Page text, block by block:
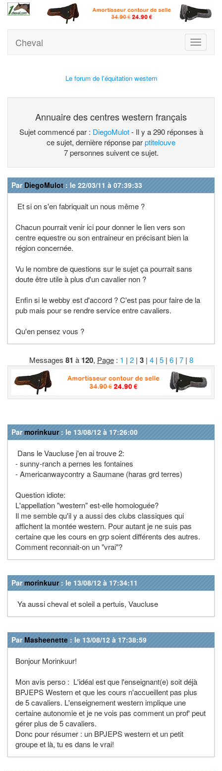
Toggle
Cheval
Le forum de l'équitation western
Annuaire des centres western français
Sujet commencé par : DiegoMulot- Il y a 290 réponses à
ce sujet, dernière réponse parptitelouve
7 personnes suivent ce sujet.
Par DiegoMulot : le 22/03/11 à 07:39:33
Et si on s'en fabriquait un nous même ?
Chacun pourrait venir ici pour donner le lien vers son
centre equestre ou son entraineur en précisant bien la
région concernée.
Vu le nombre de questions sur le sujet ça pourrait sans
doute être utile à plus d'un cavalier non ?
Enfin si le webby est d'accord ? C'est pas pour faire de la
pub mais pour se rendre service entre cavaliers.
Qu'en pensez vous ?
Messages 81 à 120, Page: 1 | 2| 3| 4| 5| 6| 7| 8
Parmorinkuur: le 13/08/12 à 17:26:00
Dans le Vaucluse j'en ai trouve 2:
- sunny-ranch a pernes les fontaines
- Americanwaycontry a Saumane (haras grd terres)
Question idiote:
L'appellation "western" est-elle homologuée?
Il me semble qu'il y a aussi des clubs classiques qui
affichent la montée western. Pour autant je ne suis pas
certaine que les cours en grp soient différents des autres.
Comment reconnait-on un "vrai"?
Parmorinkuur: le 13/08/12 à 17:34:11
Ya aussi cheval et soleil a pertuis, Vaucluse
Par Masheenette : le 13/08/12 à 17:38:59
Bonjour Morinkuur!
Mon avis perso : L'idéal est que l'enseignant(e) soit déjà
BPJEPS Western et que les cours n'accueillent pas plus
de 5 cavaliers. L'enseignement western implique une
certaine autonomie et je ne vois pas comment un prof' peut
gérer plus de 5 cavaliers.
Donc pour résumer : un BPJEPS western et un petit
groupe et là, tu es dans le vrai!